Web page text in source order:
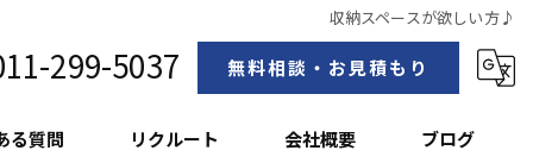
収納スペースが欲しい方♪
299-5037 無料相談・お見積もり
る質問 リクルート 会社概要 ブログ